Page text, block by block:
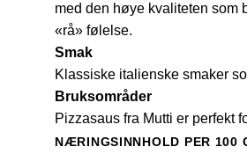
med den høye kvaliteten som
«rå» følelse.
Smak
Klassiske italienske smaker
Bruksområder
Pizzasaus fra Mutti er perfekt
NÆRINGSINNHOLD PER 100